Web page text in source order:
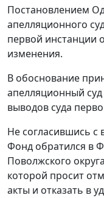
Постановлением
апелляционного
первой инстанции
изменения.
В обоснование
апелляционный
выводов суда
Не согласившись с
Фонд обратился в
Поволжского
которой просит
акты и отказать в